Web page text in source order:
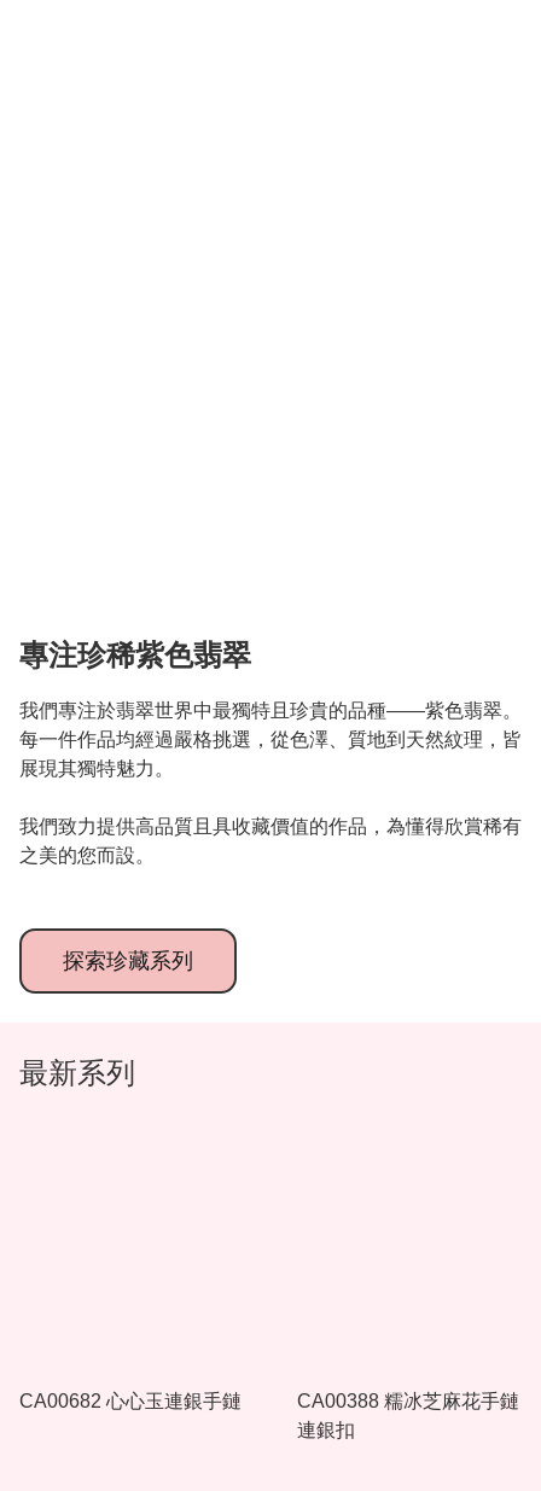
專注珍稀紫色翡翠
我們專注於翡翠世界中最獨特且珍貴的品種——紫色翡翠。
每一件作品均經過嚴格挑選，從色澤、質地到天然紋理，皆
展現其獨特魅力。
我們致力提供高品質且具收藏價值的作品，為懂得欣賞稀有
之美的您而設。
探索珍藏系列
最新系列
CA00682 心心玉連銀手鏈
CA00388 糯冰芝麻花手鏈
連銀扣